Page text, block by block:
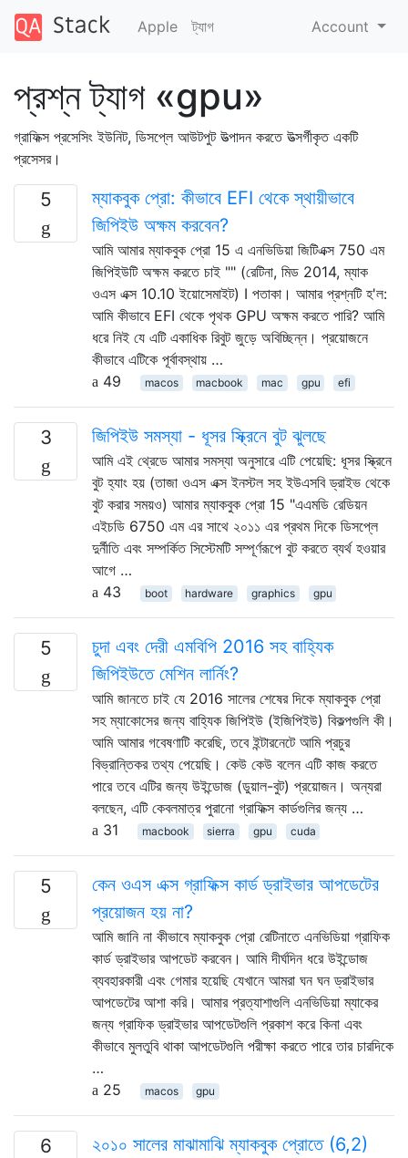
Apple ট্যাগ Account
প্রশ্ন ট্যাগ «gpu»
গ্রাফিক্স প্রসেসিং ইউনিট, ডিসপ্লে আউটপুট উত্পাদন করতে উত্সর্গীকৃত একটি
প্রসেসর।
5
ম্যাকবুক প্রো: কীভাবে EFI থেকে স্থায়ীভাবে
জিপিইউ অক্ষম করবেন?
আমি আমার ম্যাকবুক প্রো 15 এ এনভিডিয়া জিটিএক্স 750 এম
জিপিইউটি অক্ষম করতে চাই "" (রেটিনা, মিড 2014, ম্যাক
ওএস এক্স 10.10 ইয়োসেমাইট) I পতাকা। আমার প্রশ্নটি হ'ল:
আমি কীভাবে EFI থেকে পৃথক GPU অক্ষম করতে পারি? আমি
ধরে নিই যে এটি একাধিক রিবুট জুড়ে অবিচ্ছিন্ন। প্রয়োজনে
কীভাবে এটিকে পূর্বাবস্থায় …
49
macos macbook mac gpu efi
3 জিপিইউ সমস্যা - ধূসর স্ক্রিনে বুট ঝুলছে
আমি এই থ্রেডে আমার সমস্যা অনুসারে এটি পেয়েছি: ধূসর স্ক্রিনে
বুট হ্যাং হয় (তাজা ওএস এক্স ইনস্টল সহ ইউএসবি ড্রাইভ থেকে
বুট করার সময়ও) আমার ম্যাকবুক প্রো 15 "এএমডি রেডিয়ন
এইচডি 6750 এম এর সাথে ২০১১ এর প্রথম দিকে ডিসপ্লে
দুর্নীতি এবং সম্পর্কিত সিস্টেমটি সম্পূর্ণরূপে বুট করতে ব্যর্থ হওয়ার
আগে …
43
boot hardware graphics gpu
5
চুদা এবং দেরী এমবিপি 2016 সহ বাহ্যিক
জিপিইউতে মেশিন লার্নিং?
আমি জানতে চাই যে 2016 সালের শেষের দিকে ম্যাকবুক প্রো
সহ ম্যাকোসের জন্য বাহ্যিক জিপিইউ (ইজিপিইউ) বিকল্পগুলি কী।
আমি আমার গবেষণাটি করেছি, তবে ইন্টারনেটে আমি প্রচুর
বিভ্রান্তিকর তথ্য পেয়েছি। কেউ কেউ বলেন এটি কাজ করতে
পারে তবে এটির জন্য উইন্ডোজ (ডুয়াল-বুট) প্রয়োজন। অন্যরা
বলছেন, এটি কেবলমাত্র পুরানো গ্রাফিক্স কার্ডগুলির জন্য …
31
macbook sierra gpu cuda
5
কেন ওএস এক্স গ্রাফিক্স কার্ড ড্রাইভার আপডেটের
প্রয়োজন হয় না?
আমি জানি না কীভাবে ম্যাকবুক প্রো রেটিনাতে এনভিডিয়া গ্রাফিক
কার্ড ড্রাইভার আপডেট করবেন। আমি দীর্ঘদিন ধরে উইন্ডোজ
ব্যবহারকারী এবং গেমার হয়েছি যেখানে আমরা ঘন ঘন ড্রাইভার
আপডেটের আশা করি। আমার প্রত্যাশাগুলি এনভিডিয়া ম্যাকের
জন্য গ্রাফিক ড্রাইভার আপডেটগুলি প্রকাশ করে কিনা এবং
কীভাবে মুলতুবি থাকা আপডেটগুলি পরীক্ষা করতে পারে তার চারদিকে
…
25
macos gpu
6
২০১০ সালের মাঝামাঝি ম্যাকবুক প্রোতে (6,2)